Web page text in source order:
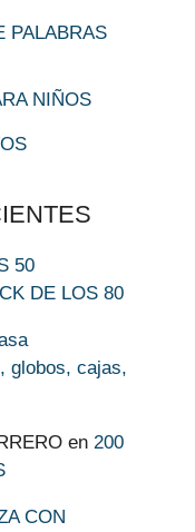
PALABRAS
NIÑOS
50
DE LOS 80
globos, cajas,
en 200
CON